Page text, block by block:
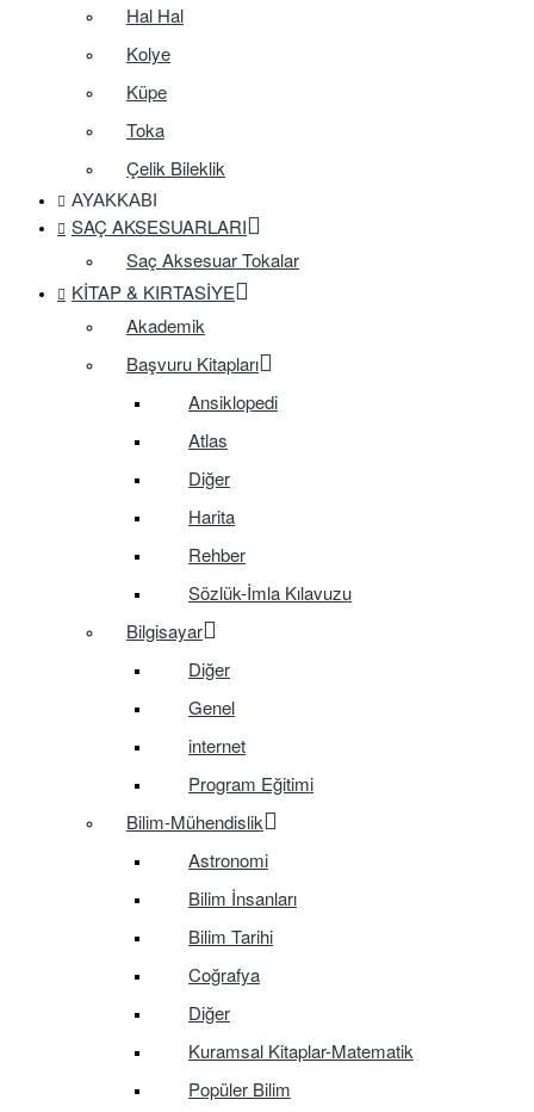
Hal Hal
Kolye
Küpe
Toka
Çelik Bileklik
AYAKKABI
SAÇ AKSESUARLARI
Saç Aksesuar Tokalar
KITAP & KIRTASIYE
Akademik
Başvuru Kitapları
Ansiklopedi
Atlas
Diğer
Harita
Rehber
Sözlük-İmla Kılavuzu
Bilgisayar
Diğer
Genel
internet
Program Eğitimi
Bilim-Mühendislik
Astronomi
Bilim İnsanları
Bilim Tarihi
Coğrafya
Diğer
Kuramsal Kitaplar-Matematik
Popüler Bilim